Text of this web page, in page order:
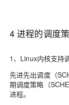
4 进程的调度
1、Linux内核支持
先进先出调度（
期调度策略（
进程。